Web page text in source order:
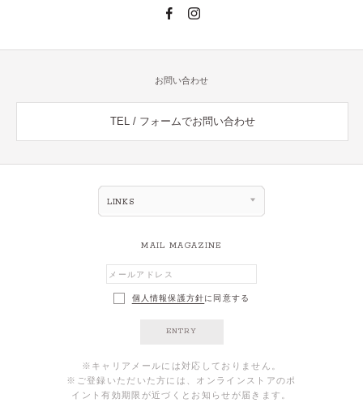
お問い合わせ
TEL / フォームでお問い合わせ
LINKS
MAIL MAGAZINE
個人情報保護方針に同意する
ENTRY
※キャリアメールには対応しておりません。
※ご登録いただいた方には、オンラインストアのポ
イント有効期限が近づくとお知らせが届きます。